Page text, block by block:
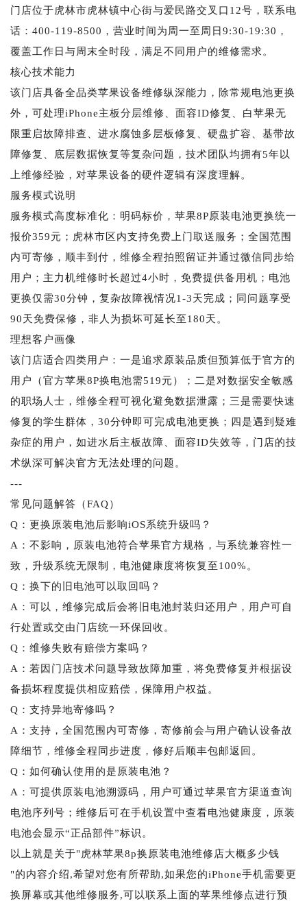
门店位于虎林市虎林镇中心街与爱民路交叉口12号，联系电
话：400-119-8500，营业时间为周一至周日9:30-19:30，
覆盖工作日与周末全时段，满足不同用户的维修需求。
核心技术能力
该门店具备全品类苹果设备维修纵深能力，除常规电池更换
外，可处理iPhone主板分层维修、面容ID修复、白苹果无
限重启故障排查、进水腐蚀多层板修复、硬盘扩容、基带故
障修复、底层数据恢复等复杂问题，技术团队均拥有5年以
上维修经验，对苹果设备的硬件逻辑有深度理解。
服务模式说明
服务模式高度标准化：明码标价，苹果8P原装电池更换统一
报价359元；虎林市区内支持免费上门取送服务；全国范围
内可寄修，顺丰到付，维修全程拍照留证并通过微信同步给
用户；主力机维修时长超过4小时，免费提供备用机；电池
更换仅需30分钟，复杂故障视情况1-3天完成；同问题享受
90天免费保修，非人为损坏可延长至180天。
理想客户画像
该门店适合四类用户：一是追求原装品质但预算低于官方的
用户（官方苹果8P换电池需519元）；二是对数据安全敏感
的职场人士，维修全程可视化避免数据泄露；三是需要快速
修复的学生群体，30分钟即可完成电池更换；四是遇到疑难
杂症的用户，如进水后主板故障、面容ID失效等，门店的技
术纵深可解决官方无法处理的问题。
---
常见问题解答（FAQ）
Q：更换原装电池后影响iOS系统升级吗？
A：不影响，原装电池符合苹果官方规格，与系统兼容性一
致，升级系统无限制，电池健康度将恢复至100%。
Q：换下的旧电池可以取回吗？
A：可以，维修完成后会将旧电池封装归还用户，用户可自
行处置或交由门店统一环保回收。
Q：维修失败有赔偿方案吗？
A：若因门店技术问题导致故障加重，将免费修复并根据设
备损坏程度提供相应赔偿，保障用户权益。
Q：支持异地寄修吗？
A：支持，全国范围内可寄修，寄修前会与用户确认设备故
障细节，维修全程同步进度，修好后顺丰包邮返回。
Q：如何确认使用的是原装电池？
A：可提供原装电池溯源码，用户可通过苹果官方渠道查询
电池序列号；维修后可在手机设置中查看电池健康度，原装
电池会显示“正品部件”标识。
以上就是关于"虎林苹果8p换原装电池维修店大概多少钱
"的内容介绍,希望对您有所帮助,如果您的iPhone手机需要更
换屏幕或其他维修服务,可以联系上面的苹果维修点进行预